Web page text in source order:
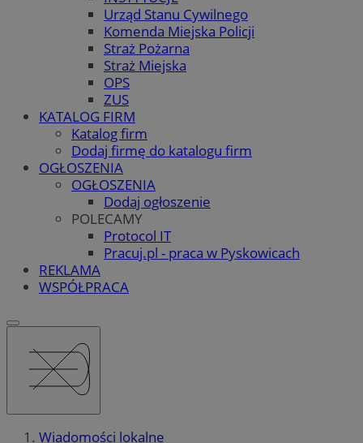
Urząd Stanu Cywilnego
Komenda Miejska Policji
Straż Pożarna
Straż Miejska
OPS
ZUS
KATALOG FIRM
Katalog firm
Dodaj firmę do katalogu firm
OGŁOSZENIA
OGŁOSZENIA
Dodaj ogłoszenie
POLECAMY
Protocol IT
Pracuj.pl - praca w Pyskowicach
REKLAMA
WSPÓŁPRACA
Wiadomości lokalne